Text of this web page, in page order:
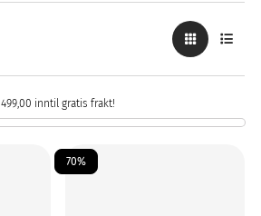
499,00 inntil gratis frakt!
70%